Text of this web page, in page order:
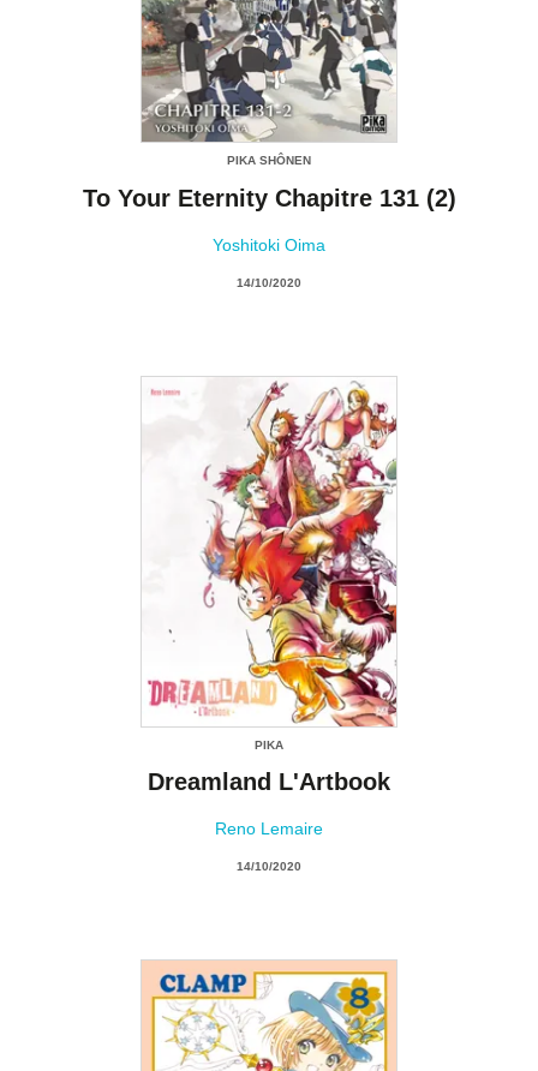
PIKA SHÔNEN
To Your Eternity Chapitre 131 (2)
Yoshitoki Oima
14/10/2020
PIKA
Dreamland L'Artbook
Reno Lemaire
14/10/2020